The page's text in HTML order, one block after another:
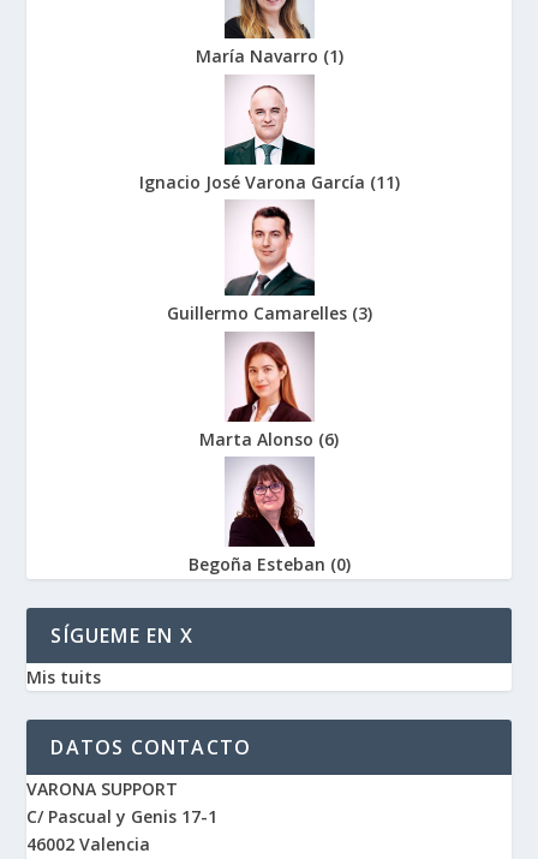
María Navarro (1)
Ignacio José Varona García (11)
Guillermo Camarelles (3)
Marta Alonso (6)
Begoña Esteban (0)
SÍGUEME EN X
Mis tuits
DATOS CONTACTO
VARONA SUPPORT
C/ Pascual y Genis 17-1
46002 Valencia